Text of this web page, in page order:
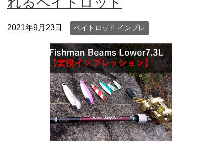
2021年9月23日 ベイトロッド インプレ